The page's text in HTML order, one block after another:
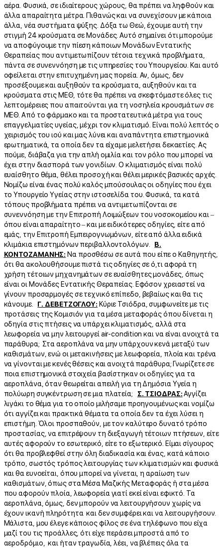
αέρα. Φυσικά, σε ιδιαίτερους χώρους, θα πρέπει να ληφθούν και
άλλα απαραίτητα μέτρα. Πιθανώς και να συνεχίσουν με κάποια
άλλα, νέα συστήματα ψύξης. Δόξα τω Θεώ, έχουμε αυτή την
στιγμή 24 κρούσματα σε Μονάδες. Αυτό σημαίνει ότι μπορούμε
να αποφύγουμε την πίεση κάποιων Μονάδων Εντατικής
Θεραπείας που αντιμετωπίζουν τέτοια τεχνικά προβλήματα,
πάντα σε συνεννόηση με τις υπηρεσίες του Υπουργείου. Και αυτό
οφείλεται στην επιτυχημένη μας πορεία. Αν, όμως, δεν
προσέξουμε και αυξηθούν τα κρούσματα, αυξηθούν και τα
κρούσματα στις ΜΕΘ, τότε θα πρέπει να σκεφτόμαστε όλες τις
λεπτομέρειες που απαιτούνται για τη νοσηλεία κρουσμάτων σε
ΜΕΘ. Από το φάρμακο και τα προστατευτικά μέτρα για τους
επαγγελματίες υγείας, μέχρι τον κλιματισμό. Είναι πολύ λεπτός ο
χειρισμός του ιού και μας λύνει και αναπάντητα επιστημονικά
ερωτηματικά, τα οποία δεν τα είχαμε μελετήσει δεκαετίες. Ας
πούμε, διάβαζα για την απλή ομιλία και τον ρόλο που μπορεί να
έχει στην διασπορά των γονιδίων. Ο κλιματισμός είναι πολύ
ευαίσθητο θέμα, θέλει προσοχή και θέλει μερικές βασικές αρχές.
Νομίζω είναι ένας πολύ καλός μπούσουλας οι οδηγίες που έχει
το Υπουργείο Υγείας στην ιστοσελίδα του. Φυσικά, τα κατά
τόπους προβλήματα πρέπει να αντιμετωπίζονται σε
συνεννόηση με την Επιτροπή Λοιμώξεων του νοσοκομείου και –
όπου είναι απαραίτητο – και με ειδικότερες οδηγίες, είτε από
εμάς, την Επιτροπή Εμπειρογνωμόνων, είτε από άλλα ειδικά
κλιμάκια επιστημόνων περιβαλλοντολόγων. Β.
ΚΟΝΤΟΖΑΜΑΝΗΣ: Να προσθέσω σε αυτά που είπε ο Καθηγητής,
ότι θα ακολουθήσουμε πιστά τις οδηγίες σε ό,τι αφορά τη
χρήση τέτοιων μηχανημάτων σε ευαίσθητες μονάδες, όπως
είναι οι Μονάδες Εντατικής Θεραπείας. Εφόσον χρειαστεί να
γίνουν προσαρμογές σε τεχνικό επίπεδο, βεβαίως και θα τις
κάνουμε. Γ. ΔΕΒΕΤΖΟΓΛΟΥ: Κύριε Τσιόδρα, συμφωνείτε με τις
προτάσεις της Κομισιόν για τα μέσα μεταφοράς όπου δίνεται η
οδηγία στις πτήσεις να υπάρχει κλιματισμός, αλλά στα
λεωφορεία να μην λειτουργεί air-condition και να είναι ανοιχτά τα
παράθυρα; Στα αεροπλάνα να μην υπάρχουν κενά μεταξύ των
καθισμάτων, ενώ οι μετακινήσεις με λεωφορεία, πλοία και τρένα
να γίνονται με κενές θέσεις και ανοιχτά παράθυρα; Γνωρίζετε σε
ποια επιστημονικά στοιχεία βασίστηκαν οι οδηγίες για τα
αεροπλάνα, όταν θεωρείται απειλή για τη Δημόσια Υγεία η
πολύωρη συγκέντρωση σε μια πλατεία; Σ. ΤΣΙΟΔΡΑΣ: Αγγίζει
λιγάκι το θέμα για το οποίο μιλήσαμε προηγουμένως και νομίζω
ότι αγγίζει και πρακτικά θέματα τα οποία δεν τα έχει λύσει η
επιστήμη. Όλοι προσπαθούν, με τον καλύτερο δυνατό τρόπο
προστασίας, να επιτρέψουν τη διεξαγωγή τέτοιων πτήσεων, είτε
αυτές αφορούν το εσωτερικό, είτε το εξωτερικό. Είμαι σίγουρος
ότι θα προβλεφθεί στην όλη διαδικασία και ένας, κατά κάποιο
τρόπο, σωστός τρόπος λειτουργίας των κλιματισμών και φυσικά
και θα ευνοείται, όπου μπορεί να γίνεται, η αραίωση των
καθισμάτων, όπως στα Μέσα Μαζικής Μεταφοράς ή στα μέσα
που αφορούν πλοία, λεωφορεία γιατί εκεί είναι εφικτό. Τα
αεροπλάνα, όμως, δεν μπορούν να λειτουργήσουν χωρίς να
έχουν ικανή πληρότητα και δεν συμφέρει και να λειτουργήσουν.
Μάλιστα, μου έλεγε κάποιος φίλος σε ένα τηλέφωνο που είχα
μαζί του τις προάλλες, ότι είχε περάσει μπροστά από το
αεροδρόμιο, και ήταν τραγωδία, λέει, να βλέπεις όλα τα